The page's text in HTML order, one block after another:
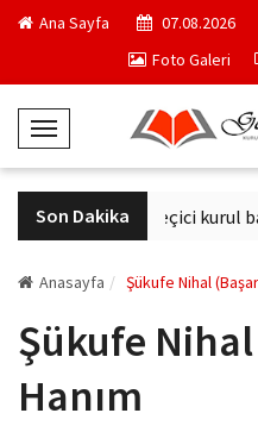
Ana Sayfa
07.08.2026
Foto Galeri
T
o
g
g
e
a
Son Dakika
Derviş Zaim seçici kurul
Anasayfa Şükufe Nihal
Şükufe
Hanım